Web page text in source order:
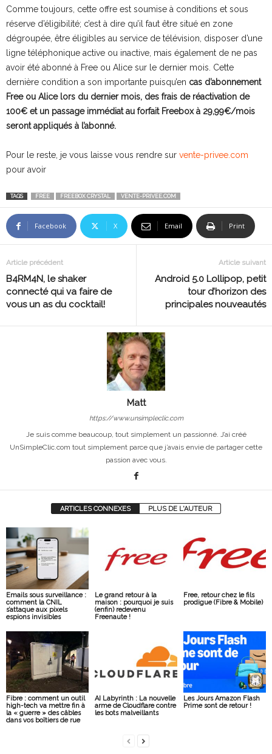
Comme toujours, cette offre est soumise à conditions et sous
réserve d’éligibilité; c’est à dire qu’il faut être situé en zone
dégroupée, être éligibles au service de télévision, disposer d’une
ligne téléphonique active ou inactive, mais également de ne pas
avoir été abonné à Free ou Alice sur le dernier mois. Cette
dernière condition a son importante puisqu’en cas d’abonnement
Free ou Alice lors du dernier mois, des frais de réactivation de
100€ et un passage immédiat au forfait Freebox à 29,99€/mois
seront appliqués à l’abonné.
Pour le reste, je vous laisse vous rendre sur vente-privee.com
pour avoir
TAGS FREE FREEBOX CRYSTAL VENTE-PRIVEE.COM
Facebook X Email Print
Article précédent
B4RM4N, le shaker
connecté qui va faire de
vous un as du cocktail!
Article suivant
Android 5.0 Lollipop, petit
tour d’horizon des
principales nouveautés
Matt
https://www.unsimpleclic.com
Je suis comme beaucoup, tout simplement un passionné. J’ai créé
UnSimpleClic.com tout simplement parce que j’avais envie de partager cette
passion avec vous.
ARTICLES CONNEXES PLUS DE L'AUTEUR
Emails sous surveillance :
comment la CNIL
s’attaque aux pixels
espions invisibles
Le grand retour à la
maison : pourquoi je suis
(enfin) redevenu
Freenaute !
Free, retour chez le fils
prodigue (Fibre & Mobile)
Fibre : comment un outil
high-tech va mettre fin à
la « guerre » des câbles
dans vos boîtiers de rue
AI Labyrinth : La nouvelle
arme de Cloudflare contre
les bots malveillants
Les Jours Amazon Flash
Prime sont de retour !